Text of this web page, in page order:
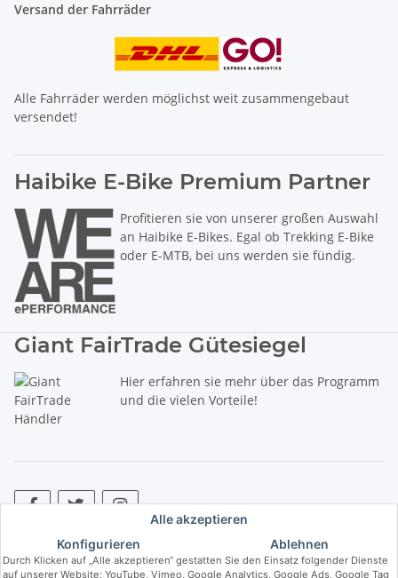
Alle akzeptieren
Konfigurieren
Ablehnen
Durch Klicken auf „Alle akzeptieren“ gestatten Sie den Einsatz folgender Dienste
auf unserer Website: YouTube, Vimeo, Google Analytics, Google Ads, Google Tag
Versand der Fahrräder
Alle Fahrräder werden möglichst weit zusammengebaut
versendet!
Haibike E-Bike Premium Partner
Profitieren sie von unserer großen Auswahl
an Haibike E-Bikes. Egal ob Trekking E-Bike
oder E-MTB, bei uns werden sie fündig.
Giant FairTrade Gütesiegel
Hier erfahren sie mehr über das Programm
und die vielen Vorteile!
* Alle Preise inkl. gesetzlicher USt., zzgl.
. ** Hierbei handelt es
sich um die unverbindliche Preisempfehlung des Herstellers (kurz UVP).